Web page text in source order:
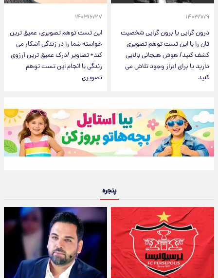
۱۴۰۳/۷/۹
درون گرایی یا برون گرایی شخصیت
تان را با این تست توهم تصویری
کشف کنید/ هوش هیجانی بالایی
دارید یا برای ابراز وجود تلاش می
کنید
۱۴۰۳/۶/۲۷
این تست توهم تصویری، عمیق ترین
خواسته شما را در زندگی آشکار می
کند+ تصاویر /درک عمیق ترین آرزوی
زندگی با انجام این تست توهم
تصویری
پنجره